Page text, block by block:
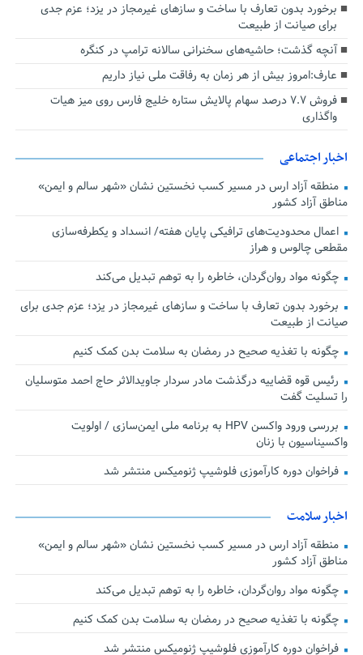
برخورد بدون تعارف با ساخت‌ و سازهای غیرمجاز در یزد؛ عزم جدی
برای صیانت از طبیعت
آنچه گذشت؛ حاشیه‌های سخنرانی سالانه ترامپ در کنگره
عارف:امروز بیش از هر زمان به رفاقت ملی نیاز داریم
فروش ۷.۷ درصد سهام پالایش ستاره خلیج فارس روی میز هیات
واگذاری
اخبار اجتماعی
منطقه آزاد ارس در مسیر کسب نخستین نشان «شهر سالم و ایمن»
مناطق آزاد کشور
اعمال محدودیت‌های ترافیکی پایان هفته/ انسداد و یکطرفه‌سازی
مقطعی چالوس و هراز
چگونه مواد روان‌گردان، خاطره را به توهم تبدیل می‌کند
برخورد بدون تعارف با ساخت‌ و سازهای غیرمجاز در یزد؛ عزم جدی برای
صیانت از طبیعت
چگونه با تغذیه صحیح در رمضان به سلامت بدن کمک کنیم
رئیس قوه قضاییه درگذشت مادر سردار جاویدالاثر حاج احمد متوسلیان
را تسلیت گفت
بررسی ورود واکسن HPV به برنامه ملی ایمن‌سازی / اولویت
واکسیناسیون با زنان
فراخوان دوره کارآموزی فلوشیپ ژنومیکس منتشر شد
اخبار سلامت
منطقه آزاد ارس در مسیر کسب نخستین نشان «شهر سالم و ایمن»
مناطق آزاد کشور
چگونه مواد روان‌گردان، خاطره را به توهم تبدیل می‌کند
چگونه با تغذیه صحیح در رمضان به سلامت بدن کمک کنیم
فراخوان دوره کارآموزی فلوشیپ ژنومیکس منتشر شد